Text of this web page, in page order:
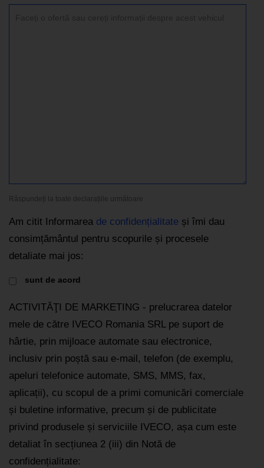
Răspundeți la toate declarațiile următoare
Am citit Informarea de confidențialitate și îmi dau
consimțământul pentru scopurile și procesele
detaliate mai jos:
sunt de acord
ACTIVITĂŢI DE MARKETING - prelucrarea datelor
mele de către IVECO Romania SRL pe suport de
hârtie, prin mijloace automate sau electronice,
inclusiv prin poștă sau e-mail, telefon (de exemplu,
apeluri telefonice automate, SMS, MMS, fax,
aplicații), cu scopul de a primi comunicări comerciale
și buletine informative, precum și de publicitate
privind produsele și serviciile IVECO, așa cum este
detaliat în secțiunea 2 (iii) din Notă de
confidențialitate: